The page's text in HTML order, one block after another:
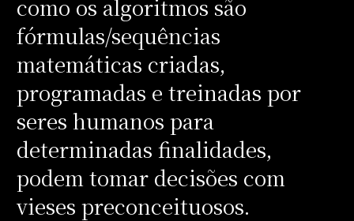
como os algoritmos são
fórmulas/sequências
matemáticas criadas,
programadas e treinadas por
seres humanos para
determinadas finalidades,
podem tomar decisões com
vieses preconceituosos.